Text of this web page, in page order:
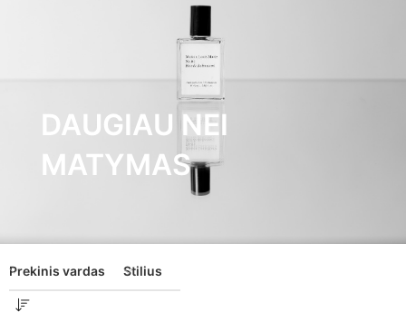
DAUGIAU NEI
MATYMAS
Prekinis vardas Stilius